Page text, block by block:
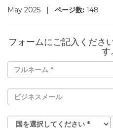
May 2025 | ページ数: 148
フォームにご記入くださ
す